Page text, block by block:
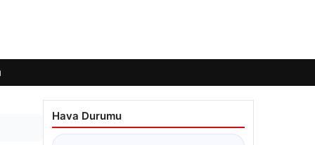
Hava Durumu